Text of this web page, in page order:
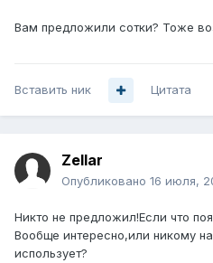
Вам предложили сотки? Тоже
Вставить ник Цитата
Zellar
Опубликовано 16 июля,
Никто не предложил!Если что
Вообще интересно,или никому
использует?